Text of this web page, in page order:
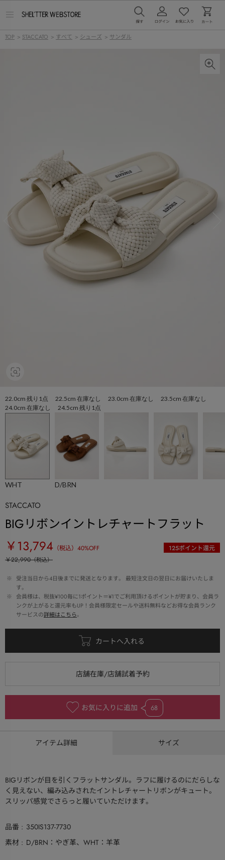
ー
TOP > STACCATO > すべて > シューズ > サンダル
22.0cm 残り1点 22.5cm 在庫なし 23.0cm 在庫なし 23.5cm 在庫なし
24.0cm 在庫なし 24.5cm 残り1点
WHT D/BRN
STACCATO
BIGリボンイントレチャートフラット
￥13,794 （税込） 40%OFF 125ポイント還元
￥22,990（税込）
※
受注当日から4日後までに発送となります。 最短注文日の翌日にお届けいたしま
す。
※
会員様は、税抜¥100毎に1ポイント＝¥1でご利用頂けるポイントが貯まり、会員ラ
ンクが上がると還元率もUP！会員様限定セールや送料無料などお得な会員ランク
サービスの詳細はこちら。
お気に入りに追加 68
アイテム詳細 サイズ
BIGリボンが目を引くフラットサンダル。ラフに履けるのにだらしな
く見えない、編み込みされたイントレチャートリボンがキュート。
スリッパ感覚でさらっと履いていただけます。
品番
350IS137-7730
素材
D/BRN：やぎ革、WHT：羊革